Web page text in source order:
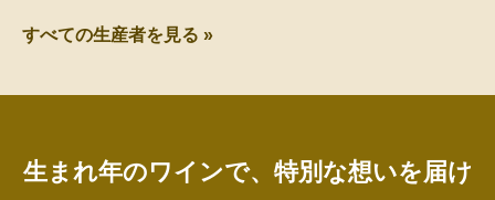
すべての生産者を見る »
生まれ年のワインで、特別な想いを届け